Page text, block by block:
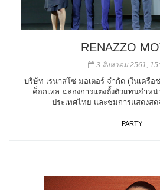
RENAZZO
3 สิงหาคม 2561,
บริษัท เรนาสโซ มอเตอร์ จำกัด (ในเครือ
ค็อกเทล ฉลองการแต่งตั้งตัวแทนจำห
ประเทศไทย และชมการแสดงส
PARTY